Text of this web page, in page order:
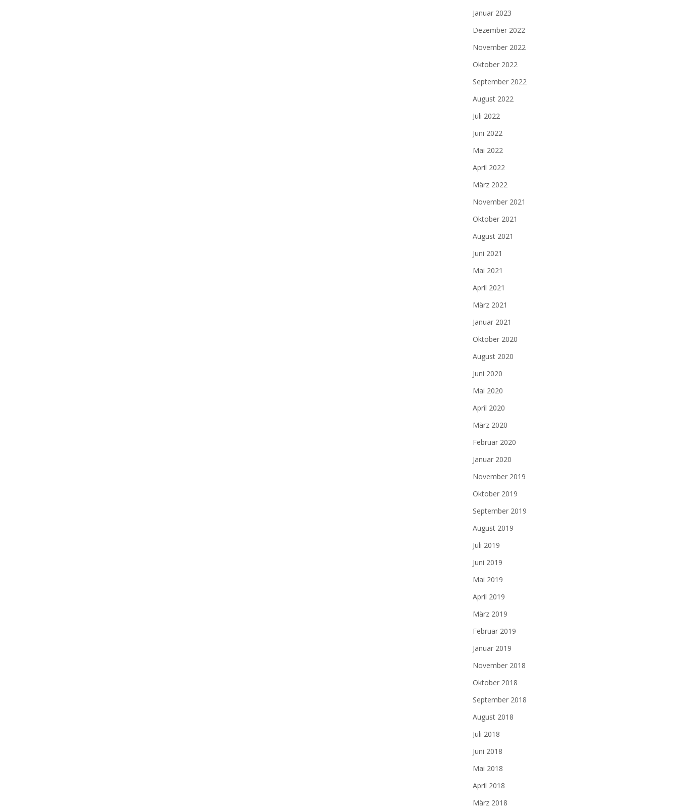
Januar 2023
Dezember 2022
November 2022
Oktober 2022
September 2022
August 2022
Juli 2022
Juni 2022
Mai 2022
April 2022
März 2022
November 2021
Oktober 2021
August 2021
Juni 2021
Mai 2021
April 2021
März 2021
Januar 2021
Oktober 2020
August 2020
Juni 2020
Mai 2020
April 2020
März 2020
Februar 2020
Januar 2020
November 2019
Oktober 2019
September 2019
August 2019
Juli 2019
Juni 2019
Mai 2019
April 2019
März 2019
Februar 2019
Januar 2019
November 2018
Oktober 2018
September 2018
August 2018
Juli 2018
Juni 2018
Mai 2018
April 2018
März 2018